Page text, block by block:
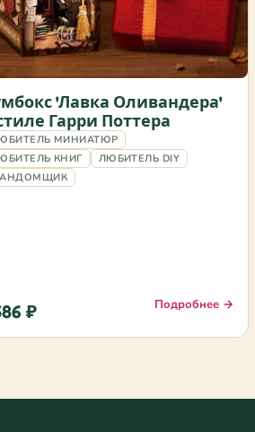
'Лавка Оливандера'
Гарри Поттера
МИНИАТЮР
КНИГ
ЛЮБИТЕЛЬ DIY
₽ Подробнее →